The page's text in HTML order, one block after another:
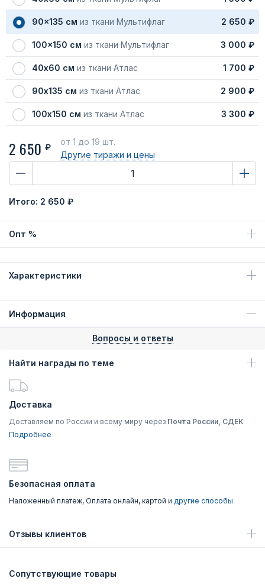
90x135 см из ткани Мультифлаг 2 650 ₽
100x150 см из ткани Мультифлаг 3 000 ₽
40х60 см из ткани Атлас 1 700 ₽
90х135 см из ткани Атлас 2 900 ₽
100х150 см из ткани Атлас 3 300 ₽
2 650 ₽
от 1 до 19 шт.
Другие тиражи и цены
Итого: 2 650 ₽
Опт %
Характеристики
Информация
Вопросы и ответы
Найти награды по теме
Доставка
Доставляем по России и всему миру через Почта России, СДЕК
Подробнее
Безопасная оплата
Наложенный платеж, Оплата онлайн, картой и другие способы
Отзывы клиентов
Сопутствующие товары